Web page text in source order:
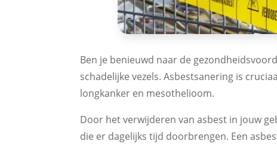
Ben je benieuwd naar de
schadelijke vezels. Asbestsanering is
longkanker en mesothelioom.
Door het verwijderen van asbest in jouw
die er dagelijks tijd doorbrengen. Een